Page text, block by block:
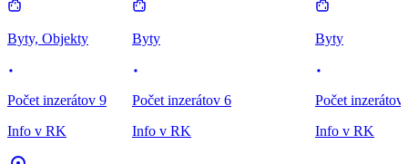
Byty, Objekty
Počet inzerátov 9
Info v RK
Byty
Počet inzerátov 6
Info v RK
Byty
Počet inzerátov
Info v RK